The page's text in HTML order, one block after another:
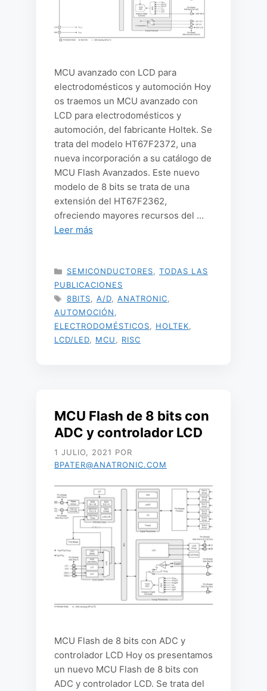
MCU avanzado con LCD para
electrodomésticos y automoción Hoy
os traemos un MCU avanzado con
LCD para electrodomésticos y
automoción, del fabricante Holtek. Se
trata del modelo HT67F2372, una
nueva incorporación a su catálogo de
MCU Flash Avanzados. Este nuevo
modelo de 8 bits se trata de una
extensión del HT67F2362,
ofreciendo mayores recursos del …
Leer más
CATEGORÍAS
SEMICONDUCTORES
TODAS LAS
PUBLICACIONES
ETIQUETAS
8BITS A/D, ANATRONIC
AUTOMOCIÓN
ELECTRODOMÉSTICOS
HOLTEK
LCD/LED
MCU RISC
MCU Flash de 8 bits con
ADC y controlador LCD
1 JULIO, 2021 POR
BPATER@ANATRONIC.COM
MCU Flash de 8 bits con ADC y
controlador LCD Hoy os presentamos
un nuevo MCU Flash de 8 bits con
ADC y controlador LCD. Se trata del